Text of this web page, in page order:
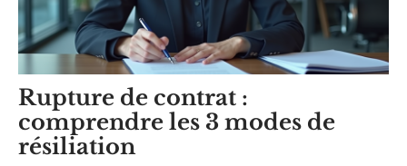
Rupture de contrat :
comprendre les 3 modes de
résiliation